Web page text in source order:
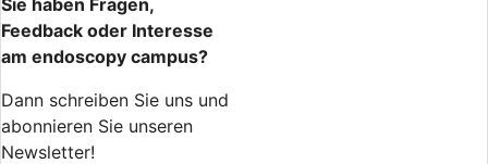
Feedback oder Interesse
am endoscopy campus?
Dann schreiben Sie uns und
abonnieren Sie unseren
Newsletter!